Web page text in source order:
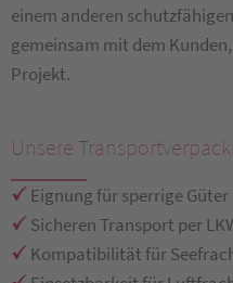
einem anderen
gemeinsam mit dem
Projekt.
Unsere
Eignung für sperrige Güter
Sicheren Transport per
Kompatibilität für